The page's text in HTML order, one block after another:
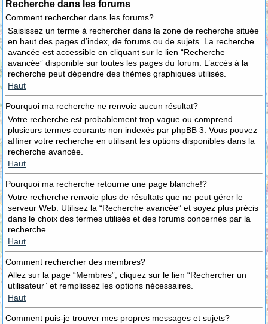
Recherche dans les forums
Comment rechercher dans les forums?
Saisissez un terme à rechercher dans la zone de recherche située
en haut des pages d’index, de forums ou de sujets. La recherche
avancée est accessible en cliquant sur le lien “Recherche
avancée” disponible sur toutes les pages du forum. L’accès à la
recherche peut dépendre des thèmes graphiques utilisés.
Haut
Pourquoi ma recherche ne renvoie aucun résultat?
Votre recherche est probablement trop vague ou comprend
plusieurs termes courants non indexés par phpBB 3. Vous pouvez
affiner votre recherche en utilisant les options disponibles dans la
recherche avancée.
Haut
Pourquoi ma recherche retourne une page blanche!?
Votre recherche renvoie plus de résultats que ne peut gérer le
serveur Web. Utilisez la “Recherche avancée” et soyez plus précis
dans le choix des termes utilisés et des forums concernés par la
recherche.
Haut
Comment rechercher des membres?
Allez sur la page “Membres”, cliquez sur le lien “Rechercher un
utilisateur” et remplissez les options nécessaires.
Haut
Comment puis-je trouver mes propres messages et sujets?